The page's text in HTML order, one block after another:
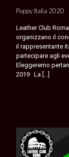
Puppy Italia 2020
Leather Club
organizzano il
il rappresentante
partecipare agli
Eleggeremo
2019 La […]